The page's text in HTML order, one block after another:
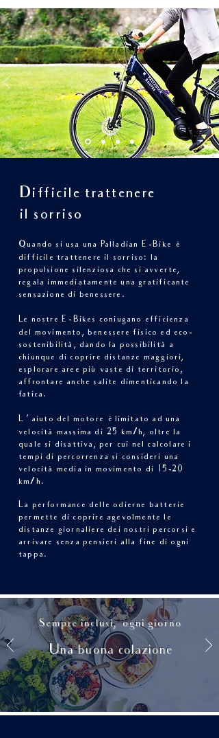
Sempre inclusi, ogni giorno
Una buona colazione
Difficile trattenere
il sorriso
Quando si usa una Palladian E -Bike è
difficile trattenere il sorriso: la
propulsione silenziosa che si avverte,
regala immediatamente una gratificante
sensazione di benessere.
Le nostre E -Bikes coniugano efficienza
del movimento, benessere fisico ed eco-
sostenibilità, dando la possibilità a
chiunque di coprire distanze maggiori,
esplorare aree più vaste di territorio,
affrontare anche salite dimenticando la
fatica.
L ’ aiuto del motore è limitato ad una
velocità massima di 25 km/h, oltre la
quale si disattiva, per cui nel calcolare i
tempi di percorrenza si consideri una
velocità media in movimento di 15-20
km/h.
La performance delle odierne batterie
permette di coprire agevolmente le
distanze giornaliere dei nostri percorsi e
arrivare senza pensieri alla fine di ogni
tappa.